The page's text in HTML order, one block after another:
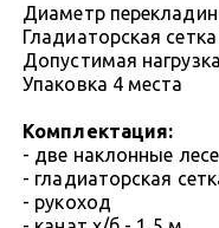
Диаметр
Гладиаторская
Допустимая
Упаковка 4 места
Комплектация:
- две наклонные
- гладиаторская
- рукоход